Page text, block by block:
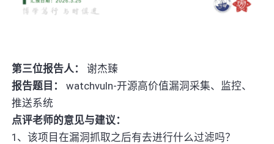
第三位报告人：
谢杰臻
报告题目：
watchvuln-开源高价值漏洞采集、监控、
推送系统
点评老师的意见与建议：
1、该项目在漏洞抓取之后有去进行什么过滤吗？